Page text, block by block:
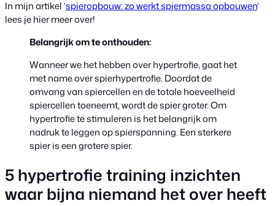
In mijn artikel ‘spieropbouw: zo werkt spiermassa opbouwen‘
lees je hier meer over!
Belangrijk om te onthouden:
Wanneer we het hebben over hypertrofie, gaat het
met name over spierhypertrofie. Doordat de
omvang van spiercellen en de totale hoeveelheid
spiercellen toeneemt, wordt de spier groter. Om
hypertrofie te stimuleren is het belangrijk om
nadruk te leggen op spierspanning. Een sterkere
spier is een grotere spier.
5 hypertrofie training inzichten
waar bijna niemand het over heeft